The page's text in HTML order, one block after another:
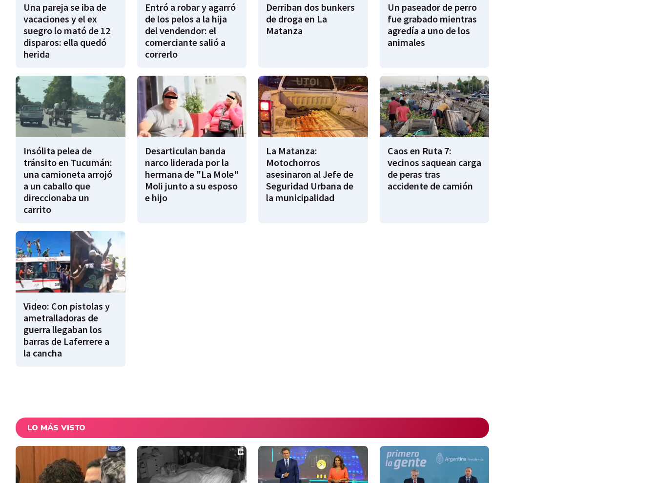
Una pareja se iba de
vacaciones y el ex
suegro lo mató de 12
disparos: ella quedó
herida
Entró a robar y agarró
de los pelos a la hija
del vendendor: el
comerciante salió a
correrlo
Derriban dos bunkers
de droga en La
Matanza
Un paseador de perro
fue grabado mientras
agredía a uno de los
animales
Insólita pelea de
tránsito en Tucumán:
una camioneta arrojó
a un caballo que
direccionaba un
carrito
Desarticulan banda
narco liderada por la
hermana de "La Mole"
Moli junto a su esposo
e hijo
La Matanza:
Motochorros
asesinaron al Jefe de
Seguridad Urbana de
la municipalidad
Caos en Ruta 7:
vecinos saquean carga
de peras tras
accidente de camión
Video: Con pistolas y
ametralladoras de
guerra llegaban los
barras de Laferrere a
la cancha
LO MÁS VISTO